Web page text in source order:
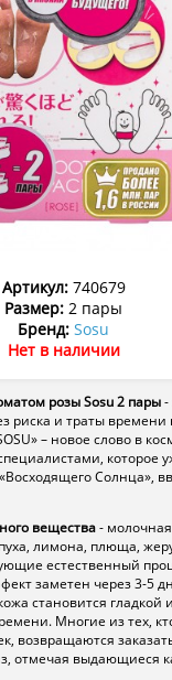
Артикул:740679
Размер: 2 пары
Бренд: Sosu
Нет в наличии
розы Sosu 2 пары-
риска и траты
– новое слово в
которое
Солнца»,
вещества-
лимона, плюща,
естественный
заметен через 3-5
становится гладкой
Многие из тех,
возвращаются
отмечая выдающиеся